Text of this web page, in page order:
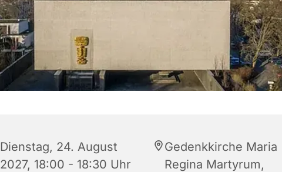
Dienstag, 24. August
2027, 18:00 - 18:30 Uhr
Gedenkkirche Maria
Regina Martyrum,